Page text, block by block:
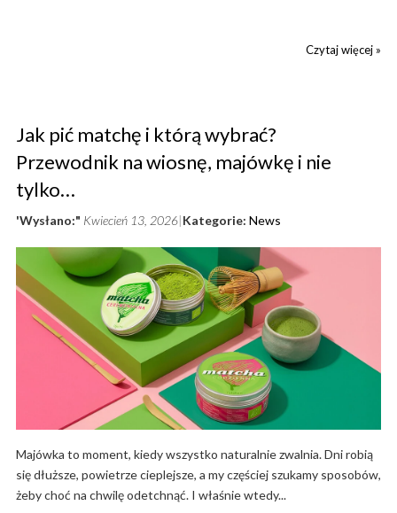
Czytaj więcej »
Jak pić matchę i którą wybrać?
Przewodnik na wiosnę, majówkę i nie
tylko…
'Wysłano:" Kwiecień 13, 2026 Kategorie: News
Majówka to moment, kiedy wszystko naturalnie zwalnia. Dni robią
się dłuższe, powietrze cieplejsze, a my częściej szukamy sposobów,
żeby choć na chwilę odetchnąć. I właśnie wtedy...